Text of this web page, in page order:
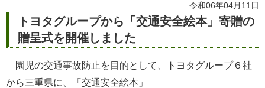
令和06年04月11日
トヨタグループから「交通安全絵本」寄贈の
贈呈式を開催しました
園児の交通事故防止を目的として、トヨタグループ６社
から三重県に、「交通安全絵本」